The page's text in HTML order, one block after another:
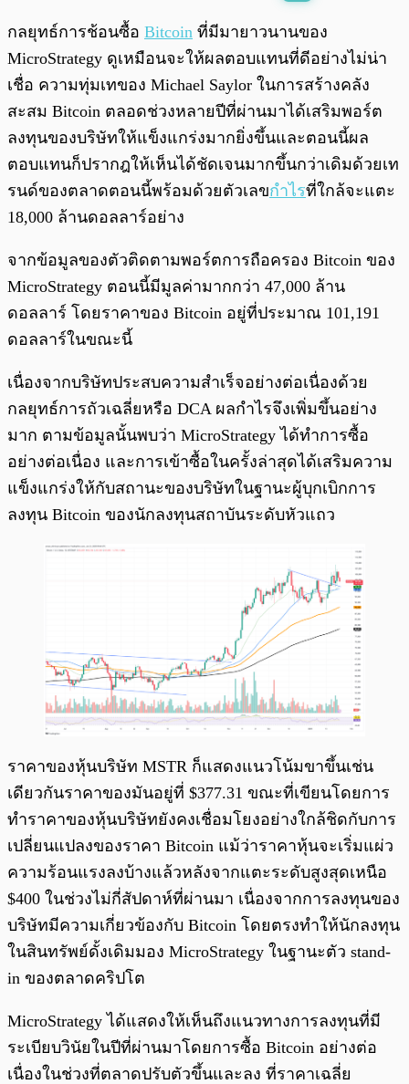
พร้อมเล่น
กลยุทธ์การช้อนซื้อ Bitcoin ที่มีมายาวนานของ
MicroStrategy ดูเหมือนจะให้ผลตอบแทนที่ดีอย่างไม่น่า
เชื่อ ความทุ่มเทของ Michael Saylor ในการสร้างคลัง
สะสม Bitcoin ตลอดช่วงหลายปีที่ผ่านมาได้เสริมพอร์ต
ลงทุนของบริษัทให้แข็งแกร่งมากยิ่งขึ้นและตอนนี้ผล
ตอบแทนก็ปรากฎให้เห็นได้ชัดเจนมากขึ้นกว่าเดิมด้วยเท
รนด์ของตลาดตอนนี้พร้อมด้วยตัวเลขกำไรที่ใกล้จะแตะ
18,000 ล้านดอลลาร์อย่าง
จากข้อมูลของตัวติดตามพอร์ตการถือครอง Bitcoin ของ
MicroStrategy ตอนนี้มีมูลค่ามากกว่า 47,000 ล้าน
ดอลลาร์ โดยราคาของ Bitcoin อยู่ที่ประมาณ 101,191
ดอลลาร์ในขณะนี้
เนื่องจากบริษัทประสบความสำเร็จอย่างต่อเนื่องด้วย
กลยุทธ์การถัวเฉลี่ยหรือ DCA ผลกำไรจึงเพิ่มขึ้นอย่าง
มาก ตามข้อมูลนั้นพบว่า MicroStrategy ได้ทำการซื้อ
อย่างต่อเนื่อง และการเข้าซื้อในครั้งล่าสุดได้เสริมความ
แข็งแกร่งให้กับสถานะของบริษัทในฐานะผู้บุกเบิกการ
ลงทุน Bitcoin ของนักลงทุนสถาบันระดับหัวแถว
ราคาของหุ้นบริษัท MSTR ก็แสดงแนวโน้มขาขึ้นเช่น
เดียวกันราคาของมันอยู่ที่ $377.31 ขณะที่เขียนโดยการ
ทำราคาของหุ้นบริษัทยังคงเชื่อมโยงอย่างใกล้ชิดกับการ
เปลี่ยนแปลงของราคา Bitcoin แม้ว่าราคาหุ้นจะเริ่มแผ่ว
ความร้อนแรงลงบ้างแล้วหลังจากแตะระดับสูงสุดเหนือ
$400 ในช่วงไม่กี่สัปดาห์ที่ผ่านมา เนื่องจากการลงทุนของ
บริษัทมีความเกี่ยวข้องกับ Bitcoin โดยตรงทำให้นักลงทุน
ในสินทรัพย์ดั้งเดิมมอง MicroStrategy ในฐานะตัว stand-
in ของตลาดคริปโต
MicroStrategy ได้แสดงให้เห็นถึงแนวทางการลงทุนที่มี
ระเบียบวินัยในปีที่ผ่านมาโดยการซื้อ Bitcoin อย่างต่อ
เนื่องในช่วงที่ตลาดปรับตัวขึ้นและลง ที่ราคาเฉลี่ย